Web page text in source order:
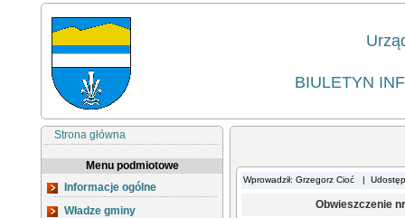
BIULETYN
Strona główna
Menu podmiotowe
Informacje ogólne
Władze gminy
Wprowadził: Grzegorz Cioć |
Obwieszczenie